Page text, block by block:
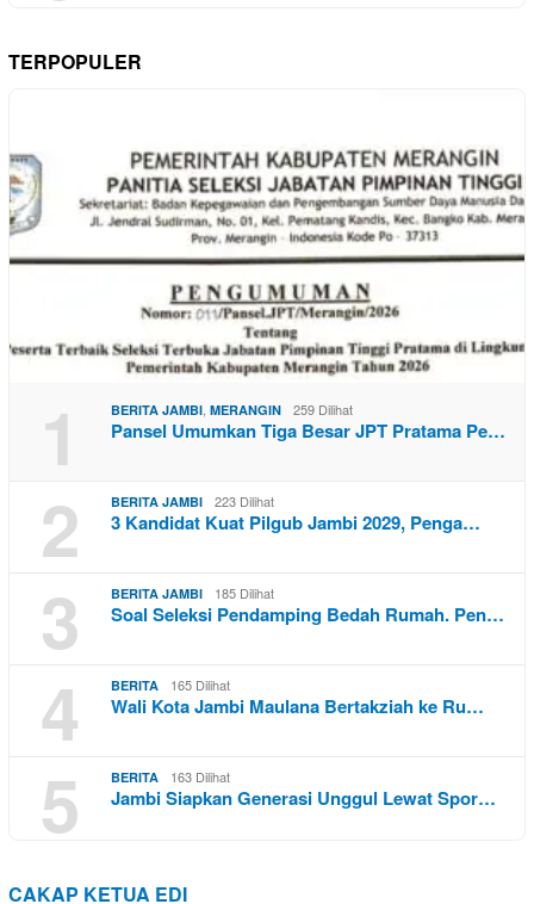
TERPOPULER
1 BERITA JAMBI MERANGIN 259 Dilihat
Pansel Umumkan Tiga Besar JPT Pratama Pe…
2 BERITA JAMBI 223 Dilihat
3 Kandidat Kuat Pilgub Jambi 2029, Penga…
3 BERITA JAMBI 185 Dilihat
Soal Seleksi Pendamping Bedah Rumah. Pen…
4 BERITA 165 Dilihat
Wali Kota Jambi Maulana Bertakziah ke Ru…
5 BERITA 163 Dilihat
Jambi Siapkan Generasi Unggul Lewat Spor…
CAKAP KETUA EDI